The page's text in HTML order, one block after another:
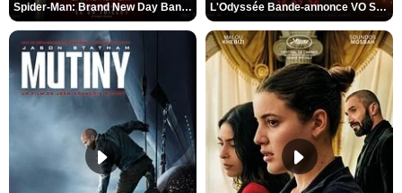
Spider-Man: Brand New Day Bande-annonce VO STFR L'Odyssée Bande-annonce VO STFR